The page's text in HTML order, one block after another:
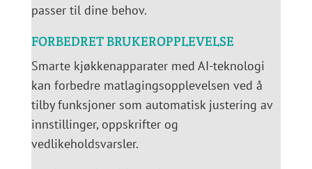
passer til dine behov.
FORBEDRET BRUKEROPPLEVELSE
Smarte kjøkkenapparater med AI-teknologi
kan forbedre matlagingsopplevelsen ved å
tilby funksjoner som automatisk justering av
innstillinger, oppskrifter og
vedlikeholdsvarsler.